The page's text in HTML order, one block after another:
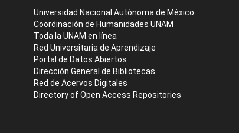
Universidad Nacional Autónoma de México
Coordinación de Humanidades UNAM
Toda la UNAM en línea
Red Universitaria de Aprendizaje
Portal de Datos Abiertos
Dirección General de Bibliotecas
Red de Acervos Digitales
Directory of Open Access Repositories